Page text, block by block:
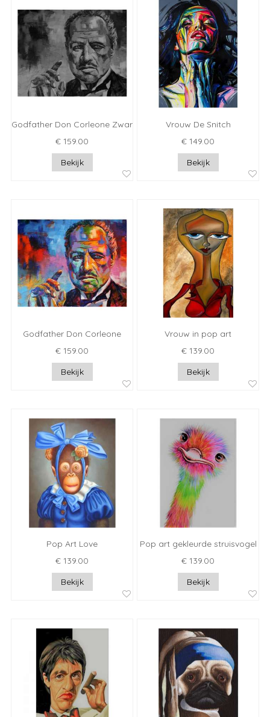
Godfather Don Corleone Zwart Wit
€ 159.00
Bekijk
Vrouw De Snitch
€ 149.00
Bekijk
Godfather Don Corleone
€ 159.00
Bekijk
Vrouw in pop art
€ 139.00
Bekijk
Pop Art Love
€ 139.00
Bekijk
Pop art gekleurde struisvogel
€ 139.00
Bekijk